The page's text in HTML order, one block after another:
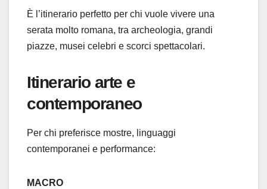
È l’itinerario perfetto per chi vuole vivere una
serata molto romana, tra archeologia, grandi
piazze, musei celebri e scorci spettacolari.
Itinerario arte e
contemporaneo
Per chi preferisce mostre, linguaggi
contemporanei e performance:
MACRO